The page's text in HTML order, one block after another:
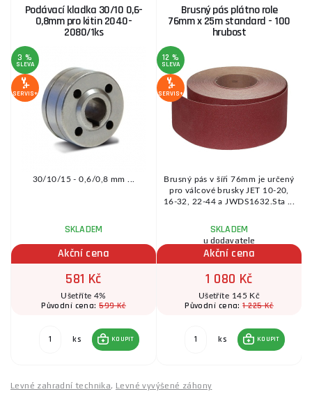
Podávací kladka 30/10 0,6-
0,8mm pro kitin 2040-
2080/1ks
3 %
SLEVA
SERVIS+
30/10/15 - 0,6/0,8 mm ...
SKLADEM
Akční cena
581 Kč
Ušetříte 4%
Původní cena:599 Kč
ks KOUPIT
Brusný pás plátno role
76mm x 25m standard - 100
hrubost
12 %
SLEVA
SERVIS+
Brusný pás v šíři 76mm je určený
pro válcové brusky JET 10-20,
16-32, 22-44 a JWDS1632.Sta ...
SKLADEM
u dodavatele
Akční cena
1 080 Kč
Ušetříte 145 Kč
Původní cena:1 225 Kč
ks KOUPIT
Levné zahradní technika, Levné vyvýšené záhony